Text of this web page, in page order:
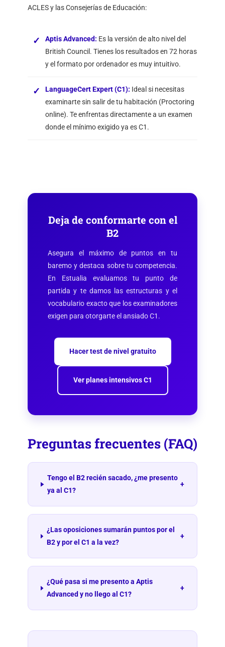
ACLES y las Consejerías de Educación:
Aptis Advanced: Es la versión de alto nivel del
British Council. Tienes los resultados en 72 horas
y el formato por ordenador es muy intuitivo.
LanguageCert Expert (C1): Ideal si necesitas
examinarte sin salir de tu habitación (Proctoring
online). Te enfrentas directamente a un examen
donde el mínimo exigido ya es C1.
Deja de conformarte con el
B2
Asegura el máximo de puntos en tu
baremo y destaca sobre tu competencia.
En Estualia evaluamos tu punto de
partida y te damos las estructuras y el
vocabulario exacto que los examinadores
exigen para otorgarte el ansiado C1.
Hacer test de nivel gratuito
Ver planes intensivos C1
Preguntas frecuentes (FAQ)
Tengo el B2 recién sacado, ¿me presento
ya al C1?
+
¿Las oposiciones sumarán puntos por el
B2 y por el C1 a la vez?
+
¿Qué pasa si me presento a Aptis
Advanced y no llego al C1?
+